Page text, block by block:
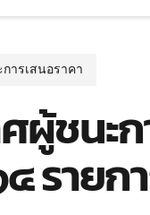
ารเสนอราคา
ศผู้ชนะ
รายกา